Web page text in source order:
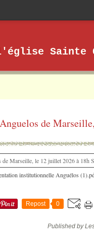
Sainte
de
institutionnelle Anguélos
Repost 0
Published by